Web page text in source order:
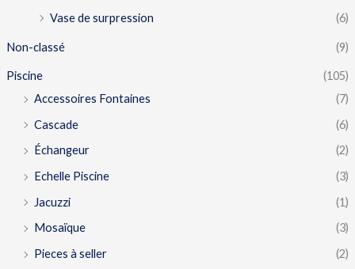
Vase de surpression
(6)
Non-classé (9)
Piscine
(105)
Accessoires Fontaines
(7)
Cascade
(6)
Échangeur
(2)
Echelle Piscine
(3)
Jacuzzi
(1)
Mosaïque
(3)
Pieces à seller
(2)